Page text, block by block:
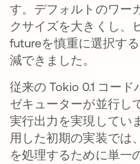
す。デフォルトのワー
クサイズを大きくし、
futureを慎重に選択す
減できました。
従来の Tokio 0.1 コー
ゼキューターが並行し
実行出力を実現してい
用した初期の実装では
を処理するために単一